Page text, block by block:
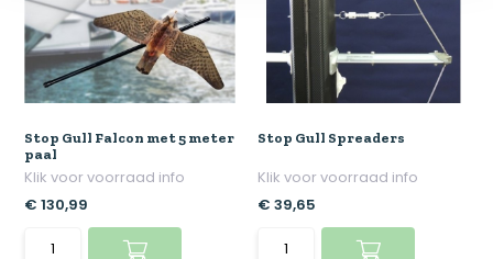
Stop Gull Falcon met 5 meter
paal
Klik voor voorraad info
€ 130,99
Stop Gull Spreaders
Klik voor voorraad info
€ 39,65